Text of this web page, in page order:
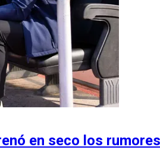
en seco los